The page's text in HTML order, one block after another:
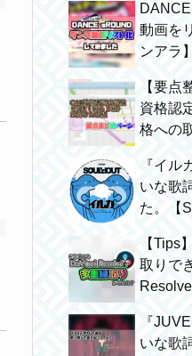
動画を
ンアラ】
【要点
資格認
格への
『イル
いな歌
た。【
【Tips
取りで
Resolve
『
いな歌